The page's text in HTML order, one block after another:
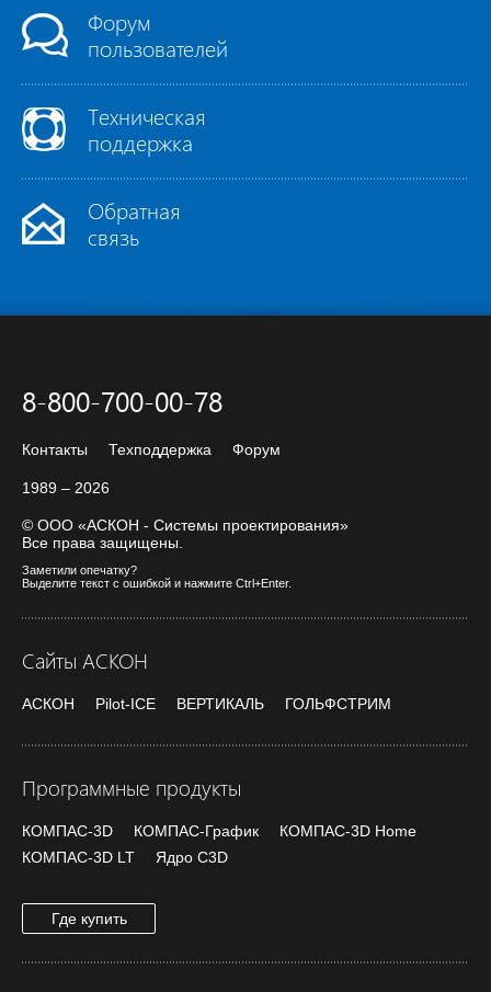
Форум
пользователей
Техническая
поддержка
Обратная
связь
8-800-700-00-78
Контакты Техподдержка Форум
1989 – 2026
© ООО «АСКОН - Системы проектирования»
Все права защищены.
Заметили опечатку?
Выделите текст с ошибкой и нажмите Ctrl+Enter.
Сайты АСКОН
АСКОН Pilot-ICE ВЕРТИКАЛЬ ГОЛЬФСТРИМ
Программные продукты
КОМПАС-3D КОМПАС-График
КОМПАС-3D Home
КОМПАС-3D LT
Ядро C3D
Где купить